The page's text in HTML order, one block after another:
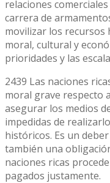
relaciones
carrera de
movilizar los recursos
moral, cultural y
prioridades y las
2439 Las naciones
moral grave respecto
asegurar los medios
impedidas de
históricos. Es un
también una
naciones ricas
pagados justamente.